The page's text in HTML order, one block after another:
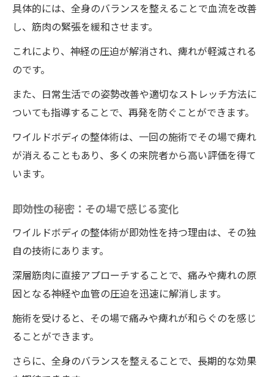
具体的には、全身のバランスを整えることで血流を改善
し、筋肉の緊張を緩和させます。
これにより、神経の圧迫が解消され、痺れが軽減される
のです。
また、日常生活での姿勢改善や適切なストレッチ方法に
ついても指導することで、再発を防ぐことができます。
ワイルドボディの整体術は、一回の施術でその場で痺れ
が消えることもあり、多くの来院者から高い評価を得て
います。
即効性の秘密：その場で感じる変化
ワイルドボディの整体術が即効性を持つ理由は、その独
自の技術にあります。
深層筋肉に直接アプローチすることで、痛みや痺れの原
因となる神経や血管の圧迫を迅速に解消します。
施術を受けると、その場で痛みや痺れが和らぐのを感じ
ることができます。
さらに、全身のバランスを整えることで、長期的な効果